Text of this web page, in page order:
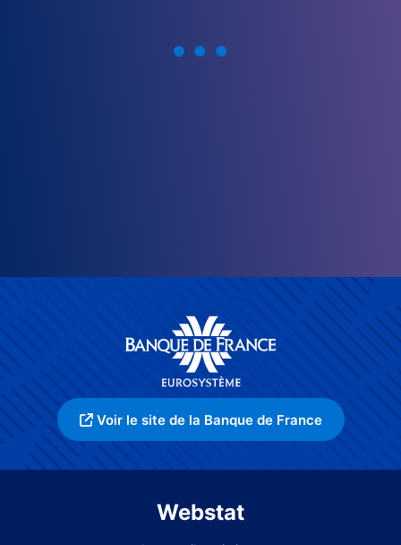
Voir le site de la Banque de France
Webstat